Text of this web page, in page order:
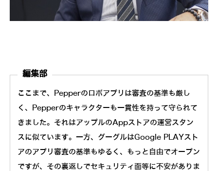
編集部
ここまで、Pepperのロボアプリは審査の基準も厳し
く、Pepperのキャラクターも一貫性を持って守られて
きました。それはアップルのAppストアの運営スタン
スに似ています。一方、グーグルはGoogle PLAYスト
アのアプリ審査の基準もゆるく、もっと自由でオープン
ですが、その裏返しでセキュリティ面等に不安がありま